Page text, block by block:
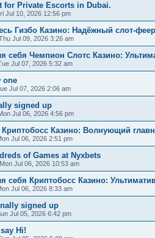
for Private Escorts in Dubai.
Jul 10, 2026 12:56 pm
Гизбо Казино: Надёжный слот-
Jul 09, 2026 3:26 am
себя Чемпион Слотс Казино:
Jul 07, 2026 5:32 am
one
Jul 07, 2026 2:06 am
signed up
Jul 06, 2026 4:56 pm
Криптобосс Казино: Волнующий
Jul 06, 2026 2:51 pm
of Games at Nyxbets
Mon Jul 06, 2026 10:53 am
себя Криптобосс Казино:
Jul 06, 2026 8:33 am
signed up
Jul 05, 2026 6:42 pm
Hi!